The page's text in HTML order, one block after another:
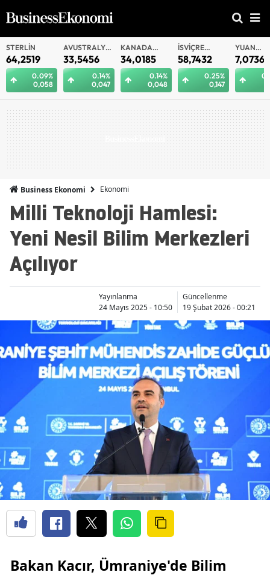
AVUSTRALYA
DOLARI
33,5456
0.14%
0,047
KANADA
DOLARI
34,0185
0.14%
0,048
İSVIÇRE
FRANKI
58,7432
0.25%
0,147
YUAN
OFFSHORE
7,0736
0.26%
0,018
Business Ekonomi Ekonomi
Milli Teknoloji Hamlesi:
Yeni Nesil Bilim Merkezleri
Açılıyor
Yayınlanma
24 Mayıs 2025 - 10:50
Güncellenme
19 Şubat 2026 - 00:21
Bakan Kacır, Ümraniye'de Bilim